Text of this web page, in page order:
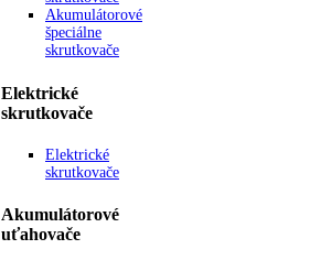
Akumulátorové
špeciálne
skrutkovače
Elektrické
skrutkovače
Elektrické
skrutkovače
Akumulátorové
uťahovače